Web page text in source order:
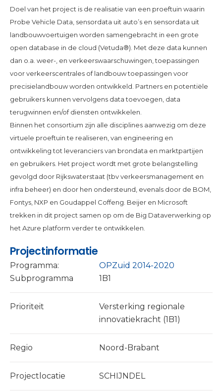
Doel van het project is de realisatie van een proeftuin waarin
Probe Vehicle Data, sensordata uit auto’s en sensordata uit
landbouwvoertuigen worden samengebracht in een grote
open database in de cloud (Vetuda®). Met deze data kunnen
dan o.a. weer-, en verkeerswaarschuwingen, toepassingen
voor verkeerscentrales of landbouw toepassingen voor
precisielandbouw worden ontwikkeld. Partners en potentiële
gebruikers kunnen vervolgens data toevoegen, data
terugwinnen en/of diensten ontwikkelen.
Binnen het consortium zijn alle disciplines aanwezig om deze
virtuele proeftuin te realiseren, van engineering en
ontwikkeling tot leveranciers van brondata en marktpartijen
en gebruikers. Het project wordt met grote belangstelling
gevolgd door Rijkswaterstaat (tbv verkeersmanagement en
infra beheer) en door hen ondersteund, evenals door de BOM,
Fontys, NXP en Goudappel Coffeng. Beijer en Microsoft
trekken in dit project samen op om de Big Dataverwerking op
het Azure platform verder te ontwikkelen.
Projectinformatie
Programma:
OPZuid 2014-2020
Subprogramma
1B1
Prioriteit
Versterking regionale
innovatiekracht (1B1)
Regio Noord-Brabant
Projectlocatie SCHIJNDEL